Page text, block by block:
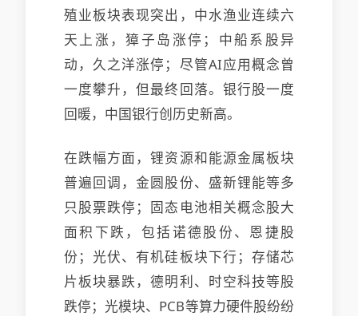
殖业板块表现突出，中水渔业连续六
天上涨，獐子岛涨停；中船系股异
动，久之洋涨停；尽管AI应用概念曾
一度攀升，但最终回落。银行股一度
回暖，中国银行创历史新高。
在跌幅方面，锂资源和能源金属板块
普遍回调，金圆股份、盛新锂能等多
只股票跌停；固态电池相关概念股大
面积下跌，包括诺德股份、恩捷股
份；光伏、有机硅板块下行；存储芯
片板块暴跌，德明利、时空科技等股
跌停；光模块、PCB等算力硬件股纷纷